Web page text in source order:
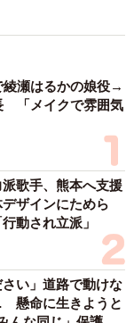
に貼り付けまし
にして、スタン
すm(_ _)m」
寄せられていま
ください）
綾瀬はるかの娘役→
「メイクで雰囲気
派歌手、熊本へ支援
ザインにためら
動され立派」
さい」道路で動けな
懸命に生きようと